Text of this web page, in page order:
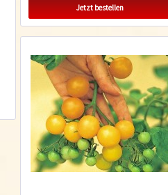
Jetzt bestellen